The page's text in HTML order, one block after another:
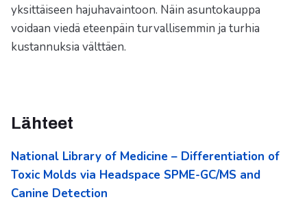
yksittäiseen hajuhavaintoon. Näin asuntokauppa
voidaan viedä eteenpäin turvallisemmin ja turhia
kustannuksia välttäen.
Lähteet
National Library of Medicine – Differentiation of
Toxic Molds via Headspace SPME-GC/MS and
Canine Detection